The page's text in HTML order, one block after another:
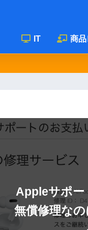
IT 商
Appleサポー
無償修理な